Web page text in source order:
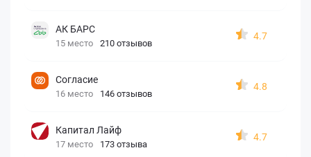
АК БАРС
15 место 210 отзывов
4.7
Согласие
16 место 146 отзывов
4.8
Капитал Лайф
17 место 173 отзыва
4.7